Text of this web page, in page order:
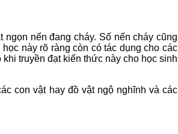
nến đang cháy. Số nến cháy cũng
này rõ ràng còn có tác dụng cho các
truyền đạt kiến thức này cho học sinh
con vật hay đồ vật ngộ nghĩnh và các